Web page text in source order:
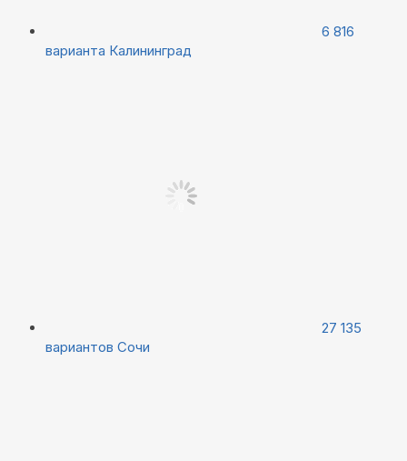
6 816
варианта Калининград
27 135
вариантов Сочи